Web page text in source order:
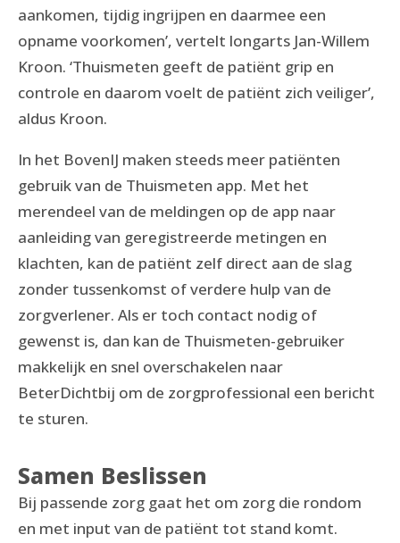
aankomen, tijdig ingrijpen en daarmee een
opname voorkomen’, vertelt longarts Jan-Willem
Kroon. ‘Thuismeten geeft de patiënt grip en
controle en daarom voelt de patiënt zich veiliger’,
aldus Kroon.
In het BovenIJ maken steeds meer patiënten
gebruik van de Thuismeten app. Met het
merendeel van de meldingen op de app naar
aanleiding van geregistreerde metingen en
klachten, kan de patiënt zelf direct aan de slag
zonder tussenkomst of verdere hulp van de
zorgverlener. Als er toch contact nodig of
gewenst is, dan kan de Thuismeten-gebruiker
makkelijk en snel overschakelen naar
BeterDichtbij om de zorgprofessional een bericht
te sturen.
Samen Beslissen
Bij passende zorg gaat het om zorg die rondom
en met input van de patiënt tot stand komt.